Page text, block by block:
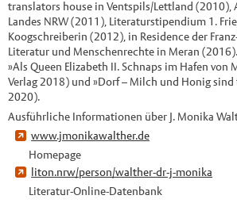
translators house in Ventspils/Lettland (2010),
Landes NRW (2011), Literaturstipendium 1.
Koogschreiberin (2012), in Residence der
Literatur und Menschenrechte in Meran
»Als Queen Elizabeth II. Schnaps im Hafen von
Verlag 2018) und »Dorf – Milch und Honig sind
2020).
Ausführliche Informationen über J. Monika
www.jmonikawalther.de
Homepage
liton.nrw/person/walther-dr-j-monika
Literatur-Online-Datenbank